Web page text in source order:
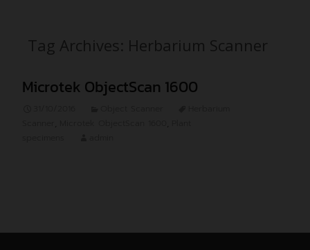
Tag Archives: Herbarium Scanner
Microtek ObjectScan 1600